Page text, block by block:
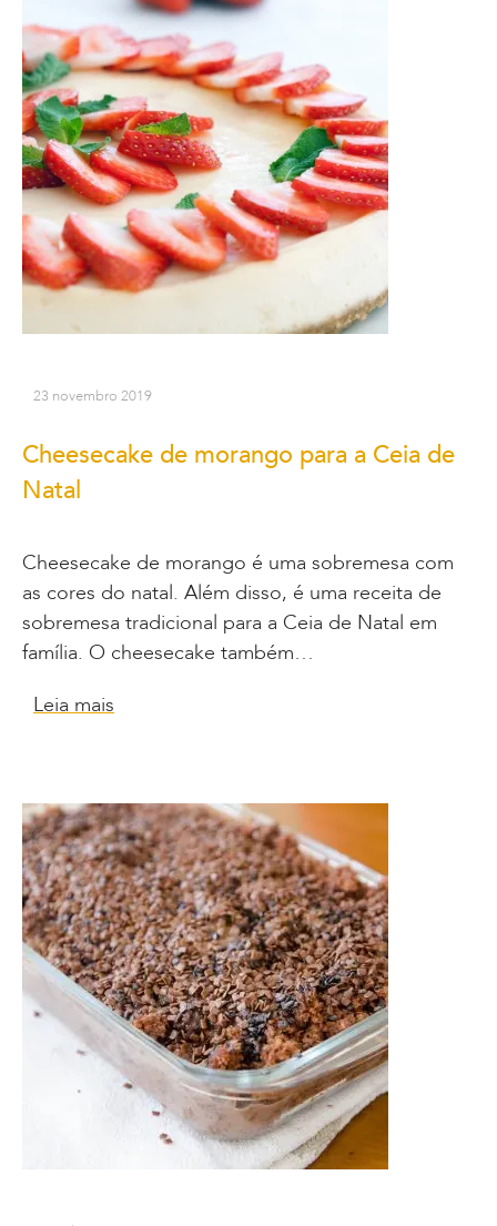
23 novembro 2019
Cheesecake de morango para a Ceia de
Natal
Cheesecake de morango é uma sobremesa com
as cores do natal. Além disso, é uma receita de
sobremesa tradicional para a Ceia de Natal em
família. O cheesecake também…
Leia mais